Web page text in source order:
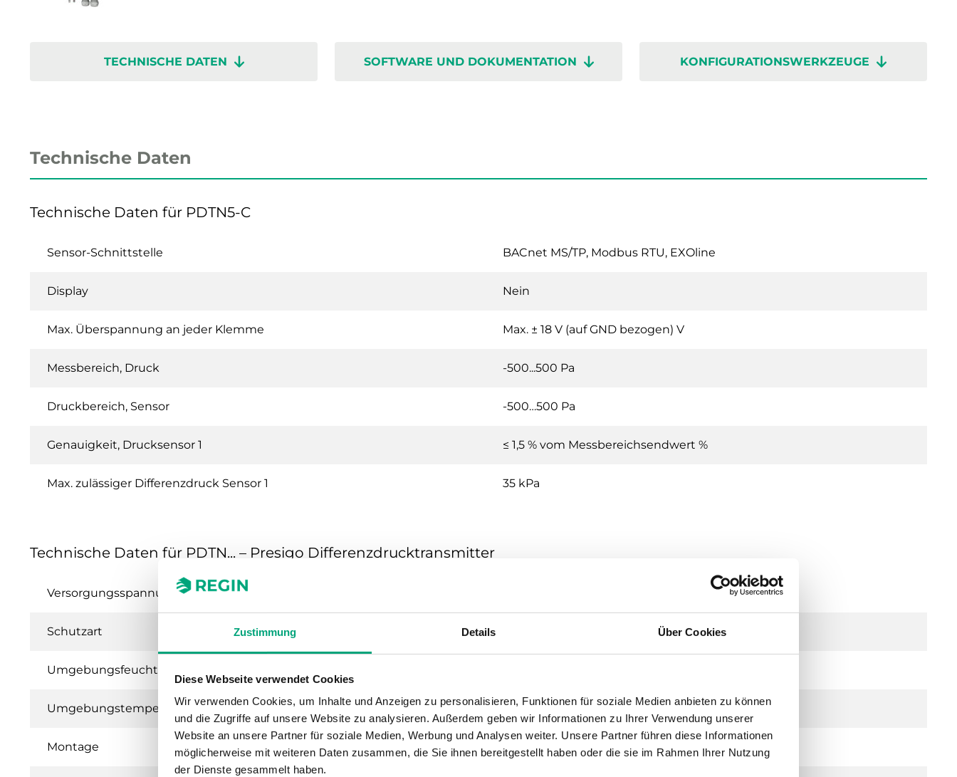
Zustimmung Details Über Cookies
Diese Webseite verwendet Cookies
Wir verwenden Cookies, um Inhalte und Anzeigen zu personalisieren, Funktionen für soziale Medien anbieten zu können
und die Zugriffe auf unsere Website zu analysieren. Außerdem geben wir Informationen zu Ihrer Verwendung unserer
Website an unsere Partner für soziale Medien, Werbung und Analysen weiter. Unsere Partner führen diese Informationen
möglicherweise mit weiteren Daten zusammen, die Sie ihnen bereitgestellt haben oder die sie im Rahmen Ihrer Nutzung
der Dienste gesammelt haben.
TECHNISCHE DATEN SOFTWARE UND DOKUMENTATION KONFIGURATIONSWERKZEUGE
Technische Daten
Technische Daten für PDTN5-C
Sensor-Schnittstelle BACnet MS/TP, Modbus RTU, EXOline
Display Nein
Max. Überspannung an jeder Klemme Max. ± 18 V (auf GND bezogen) V
Messbereich, Druck -500...500 Pa
Druckbereich, Sensor -500…500 Pa
Genauigkeit, Drucksensor 1 ≤ 1,5 % vom Messbereichsendwert %
Max. zulässiger Differenzdruck Sensor 1 35 kPa
Technische Daten für PDTN... – Presigo Differenzdrucktransmitter
Versorgungsspannung 24VAC/DC (21...27 V AC 50Hz / 21...27 V DC), 2.0 VA
Schutzart IP54
Umgebungsfeuchte (nicht kondensierend)
Umgebungstemperatur -25…50 °C
Montage Wand